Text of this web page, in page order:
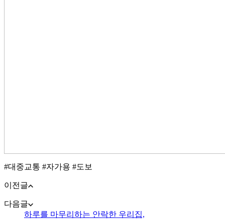
#대중교통 #자가용 #도보
이전글
다음글
하루를 마무리하는 안락한 우리집,